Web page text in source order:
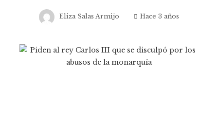
Eliza Salas Armijo Hace 3 años